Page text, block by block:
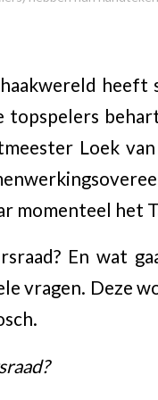
heeft
topspelers
Loek
momenteel het
En wat
vragen. Deze